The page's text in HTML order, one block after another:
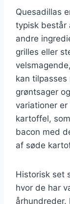
Quesadillas
typisk består
andre
grilles eller
kan
grøntsager
variationer
kartoffel,
bacon med
af søde
Historisk set
hvor de har
århundreder.